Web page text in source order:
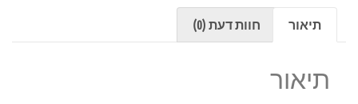
תיאור חוות דעת (0)
תיאור